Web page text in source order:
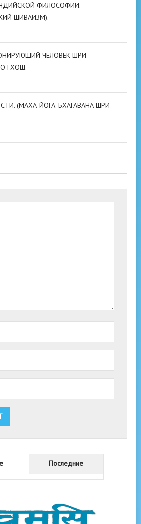
ФИЛОСОФИИ.
ШИВАИЗМ).
ЧЕЛОВЕК ШРИ
ГХОШ.
(МАХА-ЙОГА. БХАГАВАНА ШРИ
Последние